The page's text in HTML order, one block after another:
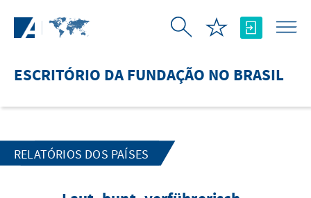
ESCRITÓRIO DA FUNDAÇÃO NO BRASIL
RELATÓRIOS DOS PAÍSES